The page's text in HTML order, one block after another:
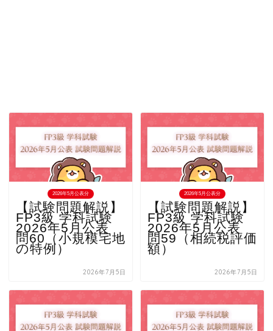
2026年5月公表分
【試験問題解説】
FP3級 学科試験
2026年5月公表
問60（小規模宅地
の特例）
2026年7月5日
2026年5月公表分
【試験問題解説】
FP3級 学科試験
2026年5月公表
問59（相続税評価
額）
2026年7月5日